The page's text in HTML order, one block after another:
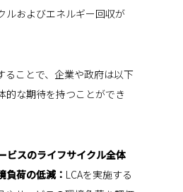
ルおよびエネルギー回収が
ることで、企業や政府は以下
的な期待を持つことができ
ビスのライフサイクル全体
負荷の低減： LCAを実施する